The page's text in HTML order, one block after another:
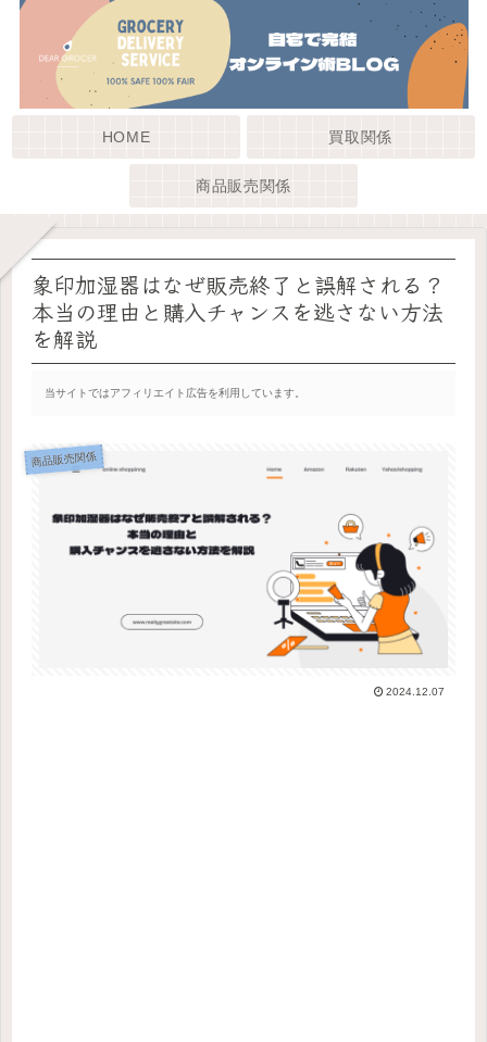
HOME 買取関係
商品販売関係
象印加湿器はなぜ販売終了と誤解される？
本当の理由と購入チャンスを逃さない方法
を解説
当サイトではアフィリエイト広告を利用しています。
商品販売関係
2024.12.07